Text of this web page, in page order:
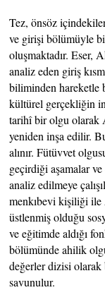
Tez, önsöz
ve girişi bölümüyle
oluşmaktadır. Eser,
analiz eden giriş
biliminden hareketle
kültürel gerçekliğin
tarihî bir olgu olarak
yeniden inşa edilir.
alınır. Fütüvvet
geçirdiği aşamalar
analiz edilmeye
menkıbevi kişiliği
üstlenmiş olduğu
ve eğitimde aldığı
bölümünde ahilik
değerler dizisi olarak
savunulur.